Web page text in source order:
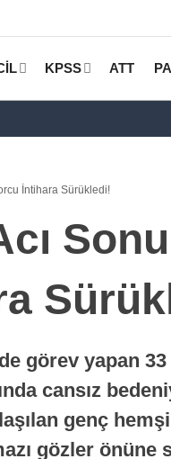
KPSS ATT
İntihara Sürükledi!
görev yapan
cansız
genç
gözler